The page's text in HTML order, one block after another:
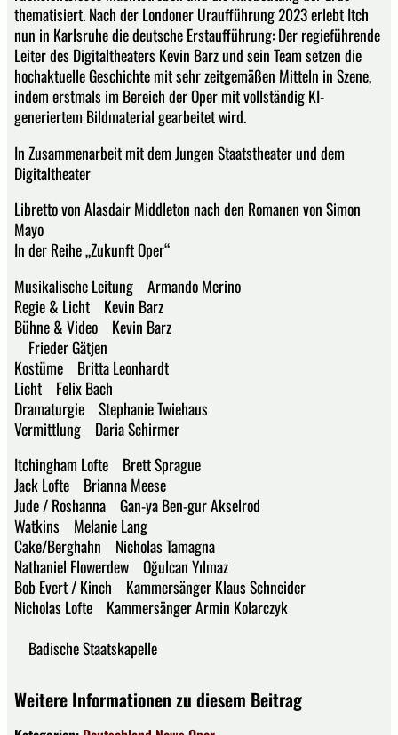
thematisiert. Nach der Londoner Uraufführung 2023 erlebt Itch
nun in Karlsruhe die deutsche Erstaufführung: Der regieführende
Leiter des Digitaltheaters Kevin Barz und sein Team setzen die
hochaktuelle Geschichte mit sehr zeitgemäßen Mitteln in Szene,
indem erstmals im Bereich der Oper mit vollständig KI-
generiertem Bildmaterial gearbeitet wird.
In Zusammenarbeit mit dem Jungen Staatstheater und dem
Digitaltheater
Libretto von Alasdair Middleton nach den Romanen von Simon
Mayo
In der Reihe „Zukunft Oper“
Musikalische Leitung Armando Merino
Regie & Licht Kevin Barz
Bühne & Video Kevin Barz
Frieder Gätjen
Kostüme Britta Leonhardt
Licht Felix Bach
Dramaturgie Stephanie Twiehaus
Vermittlung Daria Schirmer
Itchingham Lofte Brett Sprague
Jack Lofte Brianna Meese
Jude / Roshanna Gan-ya Ben-gur Akselrod
Watkins Melanie Lang
Cake/Berghahn Nicholas Tamagna
Nathaniel Flowerdew Oğulcan Yılmaz
Bob Evert / Kinch Kammersänger Klaus Schneider
Nicholas Lofte Kammersänger Armin Kolarczyk
Badische Staatskapelle
Weitere Informationen zu diesem Beitrag